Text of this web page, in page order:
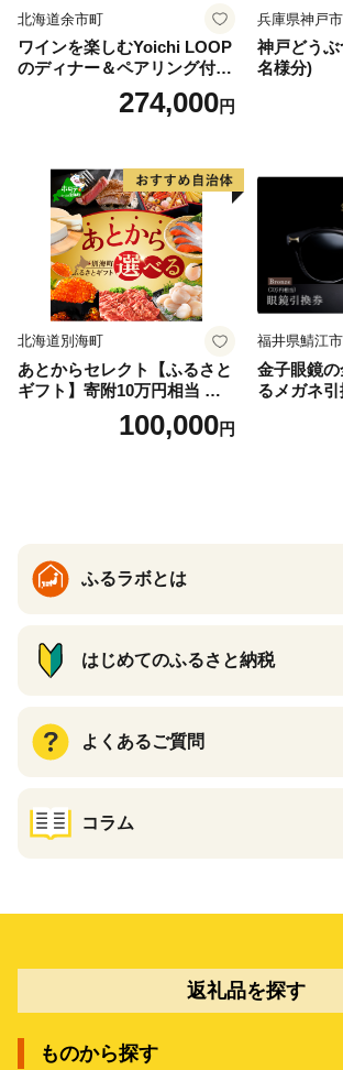
北海道余市町
ワインを楽しむYoichi LOOP
のディナー＆ペアリング付宿
泊プラン＜デラックスツイン
274,000円
兵庫県神戸市
神戸どうぶ
名様分)
北海道別海町
あとからセレクト【ふるさと
ギフト】寄附10万円相当 あ
とから選べる！ ギフト いく
ら ほたて 海鮮 牛肉 別海町
ギフト ふるさと納税 ）
100,000円
福井県鯖江市
金子眼鏡の
るメガネ
ふるラボとは
はじめてのふるさと納税
よくあるご質問
コラム
返礼品を探す
ものから探す